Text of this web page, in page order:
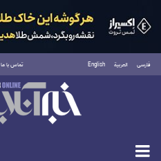
فارسی العربية English تماس با ما
جمعه ۱۶ مرداد ۱۴۰۵